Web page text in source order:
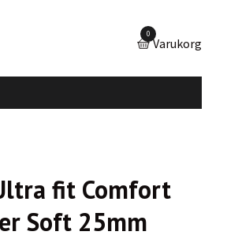
0
Varukorg
fit Comfort
Soft 25mm